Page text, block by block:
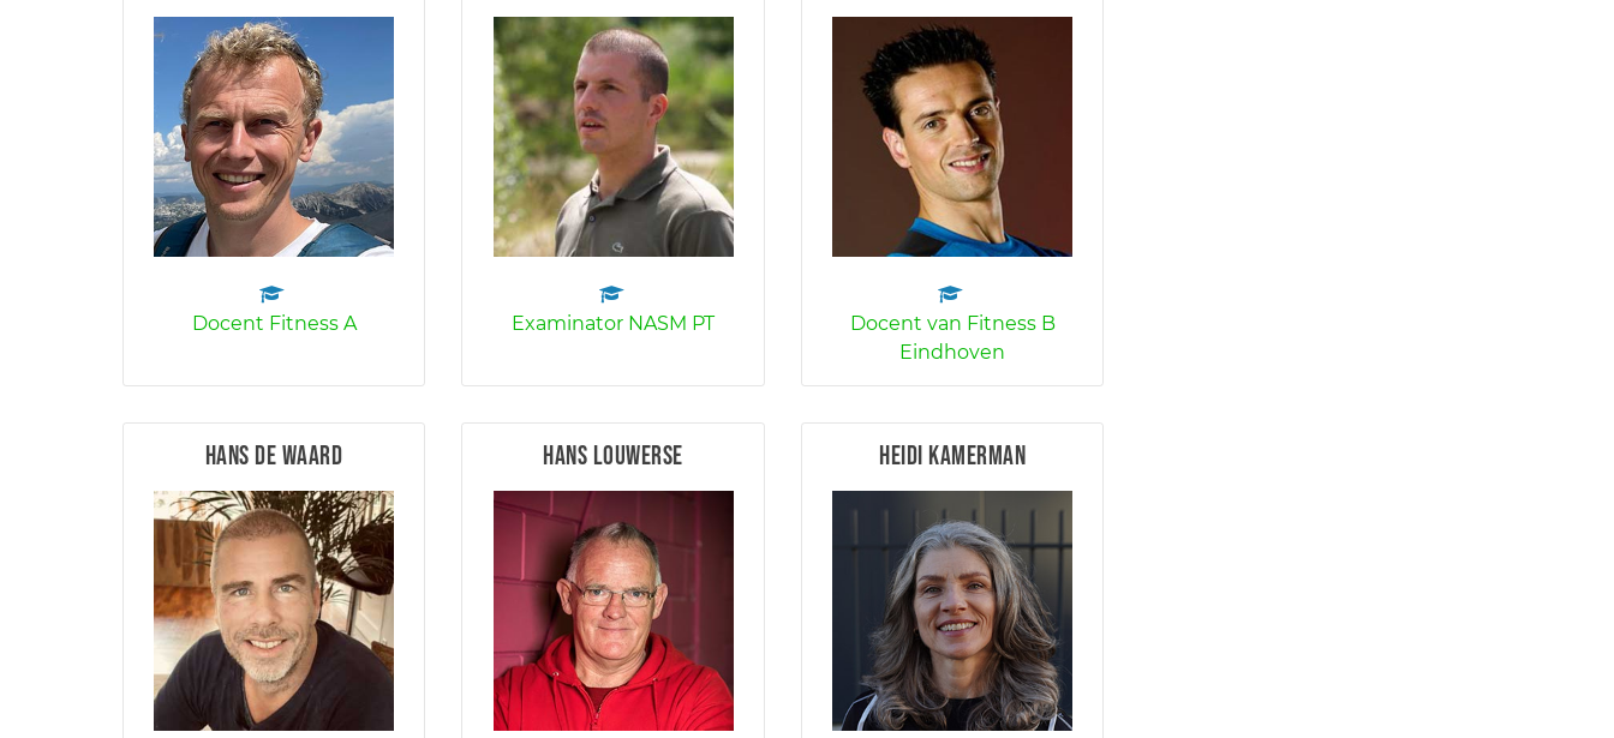
Docent Fitness A Examinator NASM PT
Docent van Fitness B
Eindhoven
Hans de Waard Hans Louwerse Heidi Kamerman